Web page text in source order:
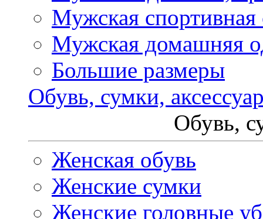
Мужская спортивная
Мужская домашняя
Большие размеры
Обувь, сумки,
Обувь,
Женская обувь
Женские сумки
Женские головные